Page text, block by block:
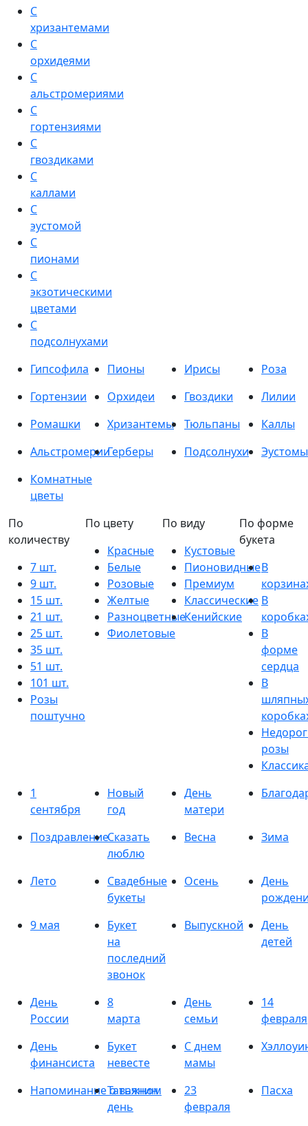
С
хризантемами
С
орхидеями
С
альстромериями
С
гортензиями
С
гвоздиками
С
каллами
С
эустомой
С
пионами
С
экзотическими
цветами
С
подсолнухами
Гипсофила
Пионы Ирисы
Роза
Гортензии
Орхидеи Гвоздики
Лилии
Ромашки
Хризантемы Тюльпаны
Каллы
АльстромерииГерберы Подсолнухи
Эустомы
Комнатные
цветы
По
количеству
7 шт.
9 шт.
15 шт.
21 шт.
25 шт.
35 шт.
51 шт.
101 шт.
Розы
поштучно
По цвету
Красные
Белые
Розовые
Желтые
Разноцветные
Фиолетовые
По виду
Кустовые
Пионовидные
Премиум
Классические
Кенийские
По форме
букета
В
В
В
форме
сердца
В
розы
1
сентября
Новый
год
День
матери
ПоздравлениеСказать
люблю
Весна Зима
Лето
Свадебные
букеты
Осень
День
9 мая
Букет
на
последний
звонок
Выпускной
День
детей
День
России
8
марта
День
семьи
14
февраля
День
финансиста
Букет
невесте
С днем
мамы
Напоминание о важном
Татьянин
день
23
февраля
Пасха